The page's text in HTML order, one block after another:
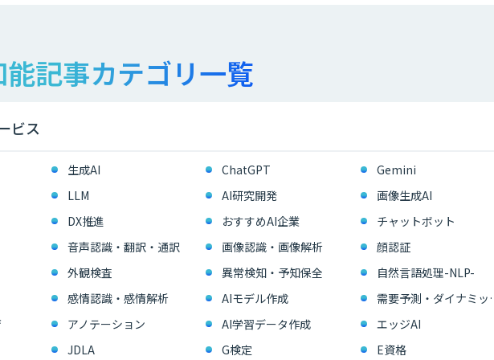
記事カテゴリ一覧
ビス
生成AI ChatGPT
Gemini
LLM AI研究開発
画像生成AI
DX推進 おすすめAI企業
チャットボット
音声認識・翻訳・通訳 画像認識・画像解析
顔認証
外観検査 異常検知・予知保全
自然言語処理-NLP-
感情認識・感情解析 AIモデル作成
需要予
アノテーション AI学習データ作成
エッジAI
JDLA G検定 E資格